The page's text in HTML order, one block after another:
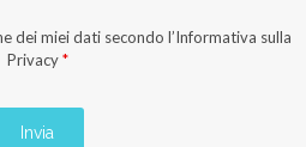
dei miei dati secondo l’Informativa sulla
Privacy *